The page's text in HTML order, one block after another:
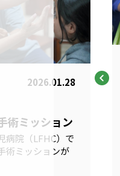
2026.01.28
術ミッション
病院（LFHC）で
術ミッションが